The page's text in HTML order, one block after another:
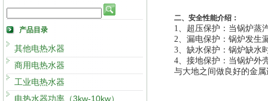
产品目录
其他电热水器
商用电热水器
工业电热水器
电热水器功率（3kw-10kw）
二、安全性能介绍：
1、 超压保护：当锅炉蒸
2、 漏电保护：锅炉发生
3、 缺水保护：锅炉缺水
4、 接地保护：当锅炉外
与大地之间做良好的金